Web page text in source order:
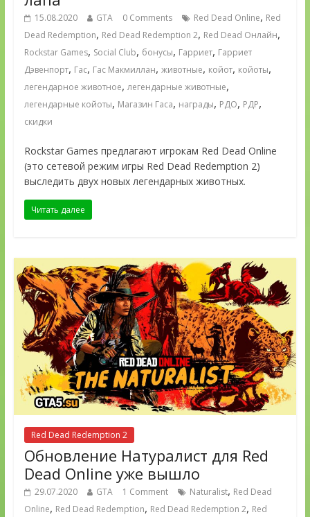
15.08.2020 GTA 0 Comments Red Dead Online, Red
Dead Redemption, Red Dead Redemption 2, Red Dead Онлайн,
Rockstar Games, Social Club, бонусы, Гарриет, Гарриет
Дэвенпорт, Гас, Гас Макмиллан, животные, койот, койоты,
легендарное животное, легендарные животные,
легендарные койоты, Магазин Гаса, награды, РДО, РДР,
скидки
Rockstar Games предлагают игрокам Red Dead Online
(это сетевой режим игры Red Dead Redemption 2)
выследить двух новых легендарных животных.
Читать далее
Red Dead Redemption 2
Обновление Натуралист для Red
Dead Online уже вышло
29.07.2020 GTA 1 Comment Naturalist, Red Dead
Online, Red Dead Redemption, Red Dead Redemption 2, Red